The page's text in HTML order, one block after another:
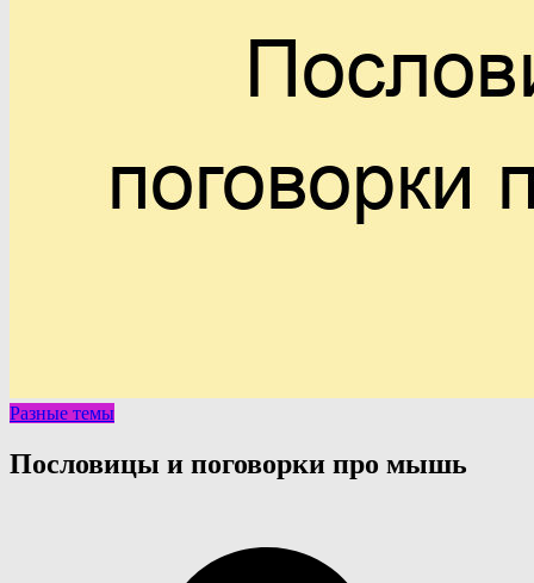
Разные темы
Пословицы и поговорки про мышь